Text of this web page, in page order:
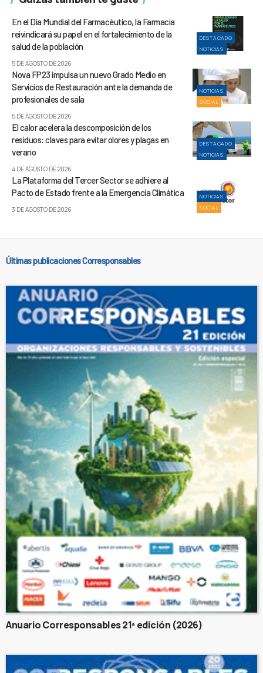
DESTACADO
NOTICIAS
En el Día Mundial del Farmacéutico, la Farmacia
reivindicará su papel en el fortalecimiento de la
salud de la población
5 DE AGOSTO DE 2026
NOTICIAS
SOCIAL
Nova FP23 impulsa un nuevo Grado Medio en
Servicios de Restauración ante la demanda de
profesionales de sala
5 DE AGOSTO DE 2026
DESTACADO
NOTICIAS
El calor acelera la descomposición de los
residuos: claves para evitar olores y plagas en
verano
4 DE AGOSTO DE 2026
NOTICIAS
SOCIAL
La Plataforma del Tercer Sector se adhiere al
Pacto de Estado frente a la Emergencia Climática
3 DE AGOSTO DE 2026
Últimas publicaciones Corresponsables
Anuario Corresponsables 21ª edición (2026)